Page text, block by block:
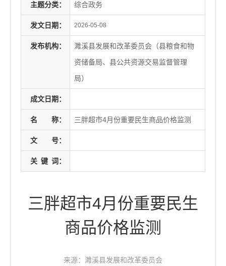
主题分类： 综合政务
发文日期： 2026-05-08
发布机构：
濉溪县发展和改革委员会（县粮食和物
资储备局、县公共资源交易监督管理
局）
成文日期：
名 称： 三胖超市4月份重要民生商品价格监测
文 号：
关 键 词：
三胖超市4月份重要民生
商品价格监测
来源：濉溪县发展和改革委员会